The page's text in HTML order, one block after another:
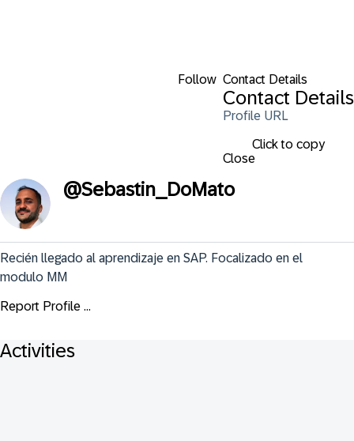
Follow Contact Details
Contact Details
Profile URL
Click to copy
Close
@Sebastin_DoMato
Recién llegado al aprendizaje en SAP. Focalizado en el
modulo MM
Report Profile ...
Activities